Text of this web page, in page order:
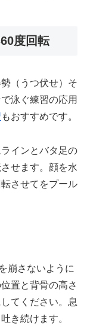
度回転
（うつ伏せ）そ
泳ぐ練習の応用
もおすすめです。
インとバタ足の
せます。顔を水
させてをプール
崩さないように
置と背骨の高さ
てください。息
き続けます。